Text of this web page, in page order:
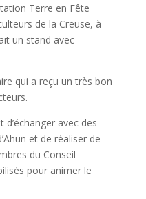
Terre en Fête
de la Creuse, à
un stand avec
qui a reçu un très bon
avec des
et de réaliser de
du Conseil
pour animer le